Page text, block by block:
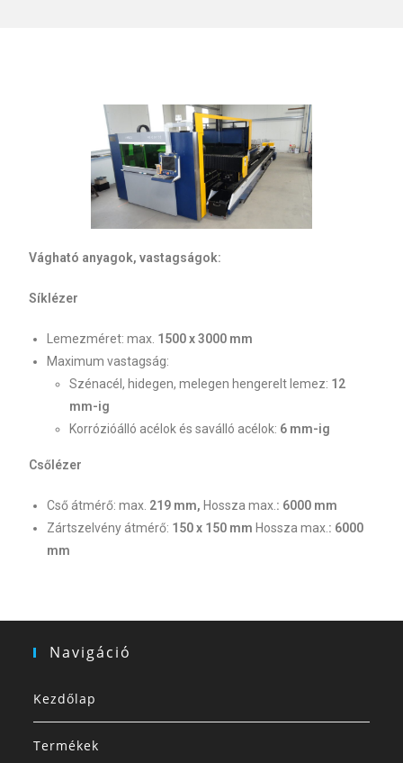
Vágható anyagok, vastagságok:
Síklézer
Lemezméret: max. 1500 x 3000 mm
Maximum vastagság:
Szénacél, hidegen, melegen hengerelt lemez: 12
mm-ig
Korrózióálló acélok és saválló acélok: 6 mm-ig
Csőlézer
Cső átmérő: max. 219 mm, Hossza max.: 6000 mm
Zártszelvény átmérő: 150 x 150 mm Hossza max.: 6000
mm
Navigáció
Kezdőlap
Termékek